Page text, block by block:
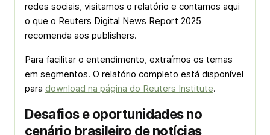
redes sociais, visitamos o relatório e contamos aqui
o que o Reuters Digital News Report 2025
recomenda aos publishers.
Para facilitar o entendimento, extraímos os temas
em segmentos. O relatório completo está disponível
para download na página do Reuters Institute.
Desafios e oportunidades no
cenário brasileiro de notícias